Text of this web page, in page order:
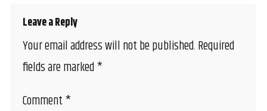
Leave a Reply
Your email address will not be published.Required
fields are marked*
Comment*